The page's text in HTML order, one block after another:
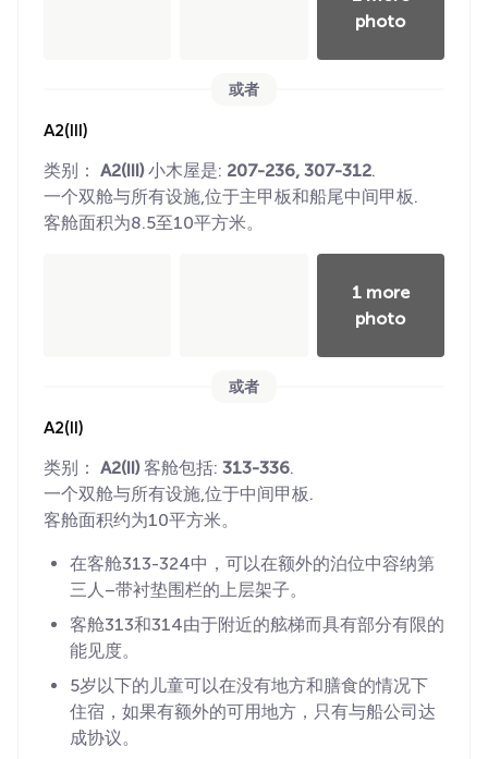
photo
或者
A2(III)
类别： A2(III)小木屋是: 207-236, 307-312.
一个双舱与所有设施,位于主甲板和船尾中间甲板.
客舱面积为8.5至10平方米。
1 more
photo
或者
A2(II)
类别： A2(II)客舱包括: 313-336.
一个双舱与所有设施,位于中间甲板.
客舱面积约为10平方米。
在客舱313-324中，可以在额外的泊位中容纳第
三人–带衬垫围栏的上层架子。
客舱313和314由于附近的舷梯而具有部分有限的
能见度。
5岁以下的儿童可以在没有地方和膳食的情况下
住宿，如果有额外的可用地方，只有与船公司达
成协议。